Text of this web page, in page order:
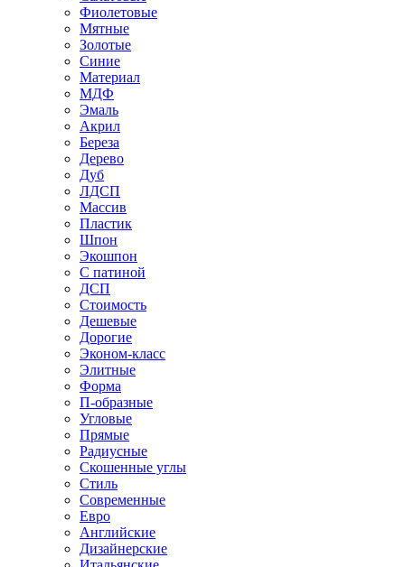
Фиолетовые
Мятные
Золотые
Синие
Материал
МДФ
Эмаль
Акрил
Береза
Дерево
Дуб
ЛДСП
Массив
Пластик
Шпон
Экошпон
С патиной
ДСП
Стоимость
Дешевые
Дорогие
Эконом-класс
Элитные
Форма
П-образные
Угловые
Прямые
Радиусные
Скошенные углы
Стиль
Современные
Евро
Английские
Дизайнерские